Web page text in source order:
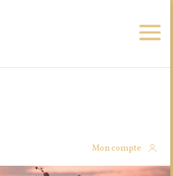
Mon compte